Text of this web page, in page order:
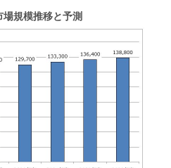
場規模推移と予測